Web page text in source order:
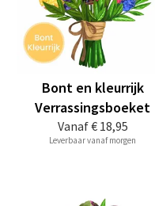
Vanaf€ 18,95
Bont en kleurrijk
Verrassingsboeket
Leverbaar vanaf morgen